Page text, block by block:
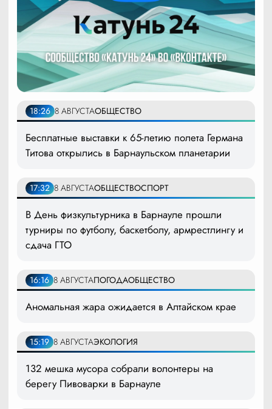
18:26 8 АВГУСТАОБЩЕСТВО
Бесплатные выставки к 65-летию полета Германа
Титова открылись в Барнаульском планетарии
17:32 8 АВГУСТАОБЩЕСТВОСПОРТ
В День физкультурника в Барнауле прошли
турниры по футболу, баскетболу, армрестлингу и
сдача ГТО
16:16 8 АВГУСТАПОГОДАОБЩЕСТВО
Аномальная жара ожидается в Алтайском крае
15:19 8 АВГУСТАЭКОЛОГИЯ
132 мешка мусора собрали волонтеры на
берегу Пивоварки в Барнауле